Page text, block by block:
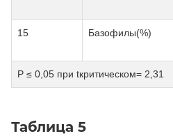
15 Базофилы(%)
Р ≤ 0,05 при tкритическом= 2,31
Таблица 5